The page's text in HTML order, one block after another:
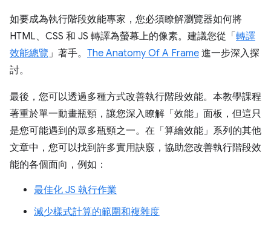
如要成為執行階段效能專家，您必須瞭解瀏覽器如何將
HTML、CSS 和 JS 轉譯為螢幕上的像素。建議您從「 轉譯
效能總覽」著手。 The Anatomy Of A Frame 進一步深入探
討。
最後，您可以透過多種方式改善執行階段效能。本教學課程
著重於單一動畫瓶頸，讓您深入瞭解「效能」面板，但這只
是您可能遇到的眾多瓶頸之一。在「算繪效能」系列的其他
文章中，您可以找到許多實用訣竅，協助您改善執行階段效
能的各個面向，例如：
最佳化 JS 執行作業
減少樣式計算的範圍和複雜度